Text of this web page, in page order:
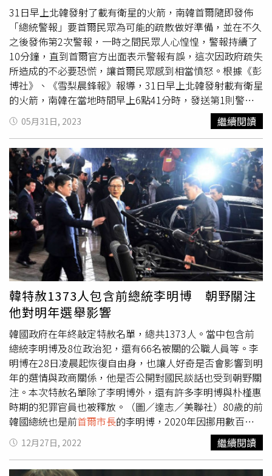
31日早上北韓發射了載有衛星的火箭，南韓首爾隨即發佈
「總統警報」要首爾民眾為可能的疏散做好準備，並在不久
之後發佈第2次警報，一時之間民眾人心惶惶，警報持續了
10分鐘，直到首爾官方出面表示警報有誤，這次因政府疏失
所造成的不必要恐慌，讓首爾民眾感到相當憤怒。根據《彭
博社》、《雪梨晨鋒報》報導，31日早上北韓發射載有衛星
的火箭，南韓在當地時間早上6點41分時，發送第1則警報
到首爾民眾的手機，警報內容要民眾準備疏散，而且要讓兒
童及老人優先撤離，街道上的擴音器也廣播著相關警報。幾
分鐘之後，南韓政府又發出了第2則警報，要求進行實際疏
散，南韓民眾人心惶惶，有些人已經開始打包行李準備撤離
市區。直到10分鐘之後第2則警報解除，首爾政府更在最新
通知中告知民眾剛剛發送的警報有誤。雖說平時南韓民眾對
來自北韓的飛彈威脅相當習慣，但像這樣實際面臨飛彈警報
還是頭一遭。雖然最後官方證實是錯誤的警報，但南韓政府
因疏失造成人民恐慌，也讓許多首爾市民相當憤怒，更要求
首爾市長
吳世勳下台負責。首爾市長
吳世勳在記者會上表
示，市政府因北韓向南方發射火箭，判斷「有必要立即採取
行動」，雖說這次的警報有點反應過度，但還是以人民的安
全為第一考量。他也說道，之後會完善警報系統，避免類似
情況再度發生而引起民眾恐慌。
05月31日, 2023 繼續閱讀
韓特赦1373人包含前總統李明博 朝野關注
他對明年選舉影響
韓國政府在年終敲定特赦名單，總共1373人。當中包含前
總統李明博及8位政治犯，還有66名被關的公職人員等。李
明博在28日凌晨起恢復自由身，也讓人好奇是否會影響到明
年的選情與政商關係，他是否公開對國民談話也受到朝野關
注。本次特赦名單除了李明博外，還有許多李明博與朴槿惠
時期的犯罪官員也被釋放。（圖／達志／美聯社）80歲的前
韓國總統也是前首爾市長的李明博，2020年因挪用數百億
韓元與收賄汽車零件製造商100億韓元（約台幣2.42億
元），被檢方起訴共16項罪名，最後韓國最高法院判處他
17年有期徒刑定讞，服刑2年以來雖然多次傳出有望獲得特
12月27日, 2022 繼續閱讀